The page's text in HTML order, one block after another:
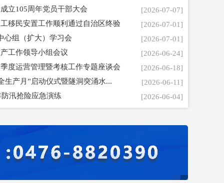
立105周年党员干部大会
[2026-07-07]
移民安置工作顺利通过自治区终验
[2026-07-01]
心组（扩大）学习会
[2026-07-01]
工作领导小组会议
[2026-06-24]
度运营管理暨考核工作专题座谈会
[2026-06-18]
生产月”启动仪式暨隧洞突涌水...
[2026-06-11]
汛抢险应急演练
[2026-06-04]